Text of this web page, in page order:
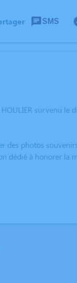
SMS
survenu le
des photos
dédié à honorer la